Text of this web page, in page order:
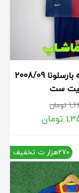
لباس بچه گانه بارسلونا 2008/09
ست
تومان
تومان
270هزار ت تخفیف